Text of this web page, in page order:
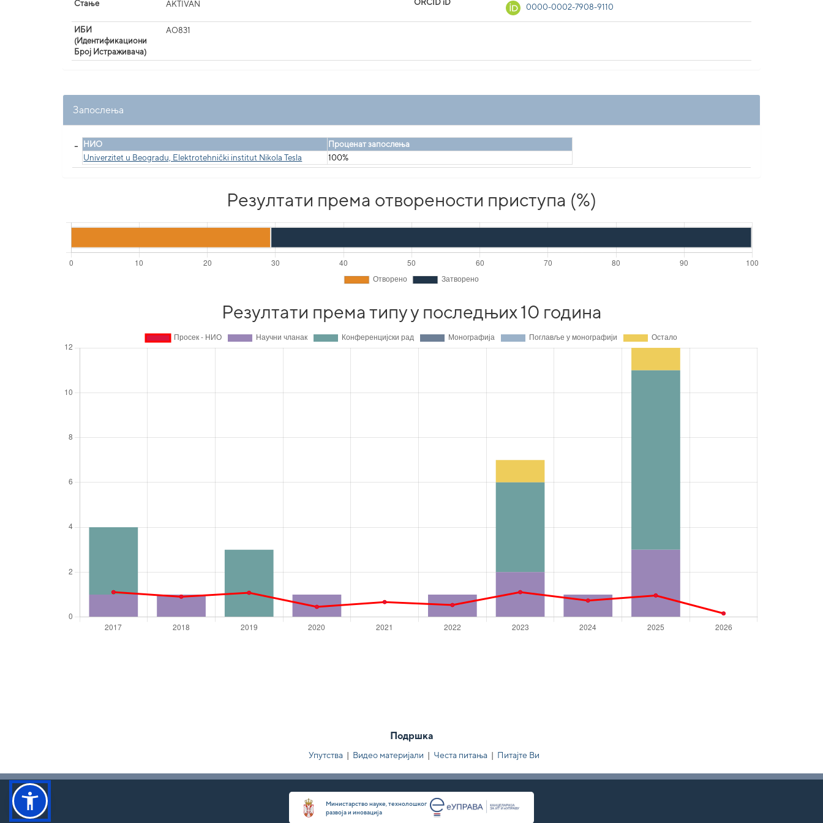
Стање AKTIVAN ORCID iD
0000-0002-7908-9110
ИБИ
(Идентификациони
Број Истраживача)
AO831
Запослења
НИО
Проценат запослења
Univerzitet u Beogradu, Elektrotehnički institut Nikola Tesla
100%
Резултати према отворености приступа (%)
Резултати према типу у последњих 10 година
Подршка
Упутства | Видео материјали | Честа питања | Питајте Ви
Министарство науке, технолошког
развоја и иновација